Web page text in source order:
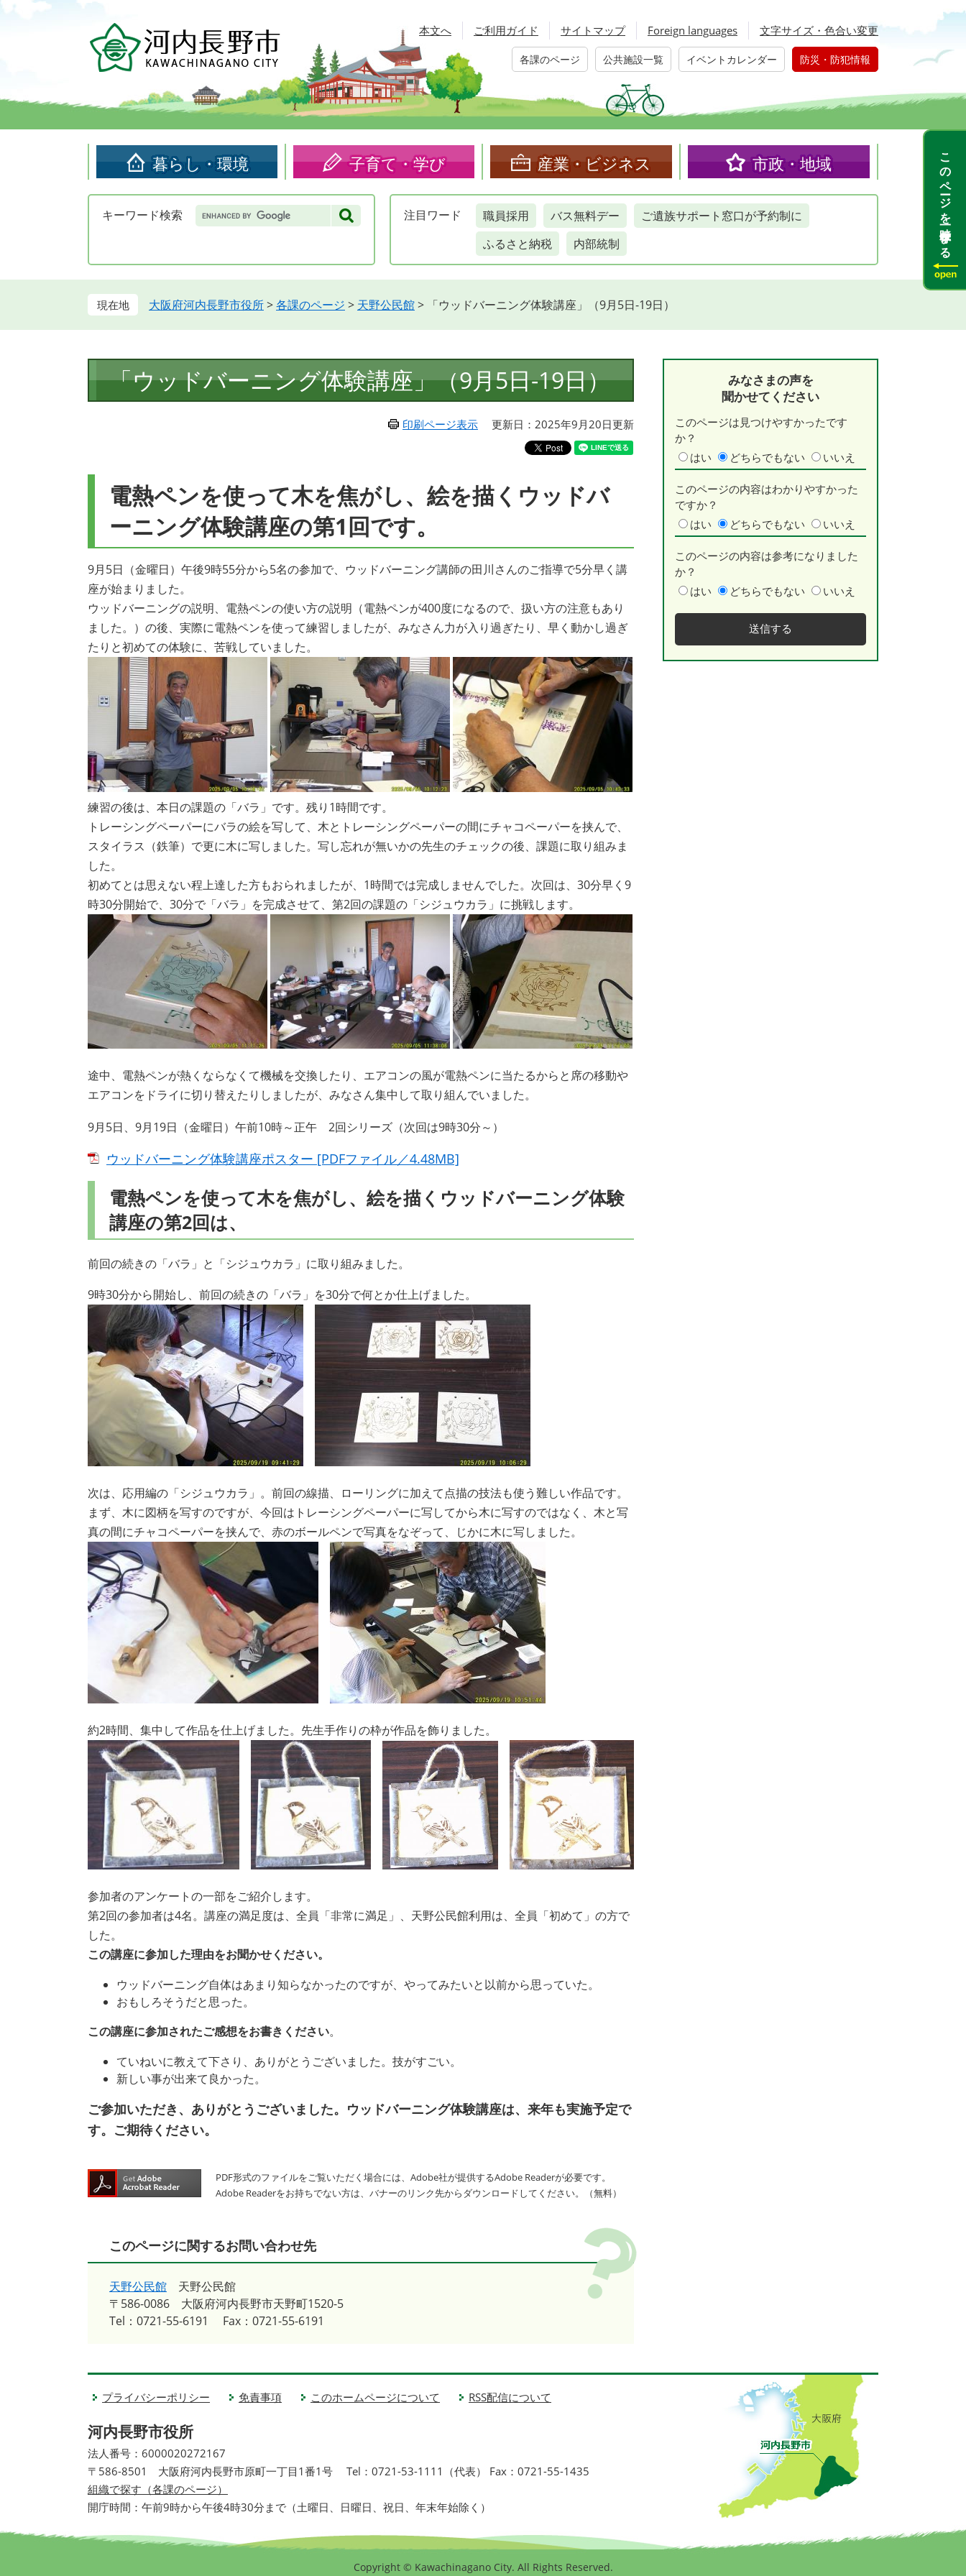
頭
す。
飛
し
本文へ ご利用ガイド サイトマップ Foreign languages 文字サイズ・色合い変更
各課のページ 公共施設一覧 イベントカレンダー 防災・防犯情報
暮らし・環境 子育て・学び 産業・ビジネス 市政・地域
キーワード検索 Google
カ
検
注目 ワード 職員採用 バス無料デー
ご遺族サポート窓口が予約制に
ふるさと納税
内部統制
大阪府河内長野市役所>各課のページ > 天野公民館> 「ウッドバーニング体験講座」（9月5日-19日）
文
「ウッドバーニング体験講座」（9月5日-19日）
印刷ページ表示 更新日：2025年9月20日更新
電熱ペンを使って木を焦がし、絵を描くウッドバ
ーニング体験講座の第1回です。
9月5日（金曜日）午後9時55分から5名の参加で、ウッドバーニング講師の田川さんのご指導で5分早く講
座が始まりました。
ウッドバーニングの説明、電熱ペンの使い方の説明（電熱ペンが400度になるので、扱い方の注意もあり
ました。）の後、実際に電熱ペンを使って練習しましたが、みなさん力が入り過ぎたり、早く動かし過ぎ
たりと初めての体験に、苦戦していました。
練習の後は、本日の課題の「バラ」です。残り1時間です。
トレーシングペーパーにバラの絵を写して、木とトレーシングペーパーの間にチャコペーパーを挟んで、
スタイラス（鉄筆）で更に木に写しました。写し忘れが無いかの先生のチェックの後、課題に取り組みま
した。
初めてとは思えない程上達した方もおられましたが、1時間では完成しませんでした。次回は、30分早く9
時30分開始で、30分で「バラ」を完成させて、第2回の課題の「シジュウカラ」に挑戦します。
途中、電熱ペンが熱くならなくて機械を交換したり、エアコンの風が電熱ペンに当たるからと席の移動や
エアコンをドライに切り替えたりしましたが、みなさん集中して取り組んでいました。
9月5日、9月19日（金曜日）午前10時～正午 2回シリーズ（次回は9時30分～）
ウッドバーニング体験講座ポスター [PDFファイル／4.48MB]
電熱ペンを使って木を焦がし、絵を描くウッドバーニング体験
講座の第2回は、
前回の続きの「バラ」と「シジュウカラ」に取り組みました。
9時30分から開始し、前回の続きの「バラ」を30分で何とか仕上げました。
次は、応用編の「シジュウカラ」。前回の線描、ローリングに加えて点描の技法も使う難しい作品です。
まず、木に図柄を写すのですが、今回はトレーシングペーパーに写してから木に写すのではなく、木と写
真の間にチャコペーパーを挟んで、赤のボールペンで写真をなぞって、じかに木に写しました。
約2時間、集中して作品を仕上げました。先生手作りの枠が作品を飾りました。
参加者のアンケートの一部をご紹介します。
第2回の参加者は4名。講座の満足度は、全員「非常に満足」、天野公民館利用は、全員「初めて」の方で
した。​
この講座に参加した理由をお聞かせください。
ウッドバーニング自体はあまり知らなかったのですが、やってみたいと以前から思っていた。
おもしろそうだと思った。
この講座に参加されたご感想をお書きください。
ていねいに教えて下さり、ありがとうございました。技がすごい。
新しい事が出来て良かった。
ご参加いただき、ありがとうございました。ウッドバーニング体験講座は、来年も実施予定で
す。ご期待ください。
PDF形式のファイルをご覧いただく場合には、Adobe社が提供するAdobe Readerが必要です。
Adobe Readerをお持ちでない方は、バナーのリンク先からダウンロードしてください。（無料）
このページに関するお問い合わせ先
天野公民館
天野公民館
〒586-0086
大阪府河内長野市天野町1520-5
Tel：0721-55-6191
Fax：0721-55-6191
みなさまの声を
聞かせてください
このページは見つけやすかったです
か？
はい
どちらでもない いいえ
このページの内容はわかりやすかった
ですか？
はい
どちらでもない いいえ
このページの内容は参考になりました
か？
はい
どちらでもない いいえ
プライバシーポリシー 免責事項 このホームページについて RSS配信について
河内長野市役所
法人番号：6000020272167
〒586-8501 大阪府河内長野市原町一丁目1番1号
Tel：0721-53-1111（代表） Fax：0721-55-1435
組織で探す（各課のページ）
開庁時間：午前9時から午後4時30分まで（土曜日、日曜日、祝日、年末年始除く）
Copyright © Kawachinagano City. All Rights Reserved.
このページを一時保存する